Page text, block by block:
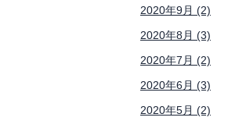
2020年9月 (2)
2020年8月 (3)
2020年7月 (2)
2020年6月 (3)
2020年5月 (2)